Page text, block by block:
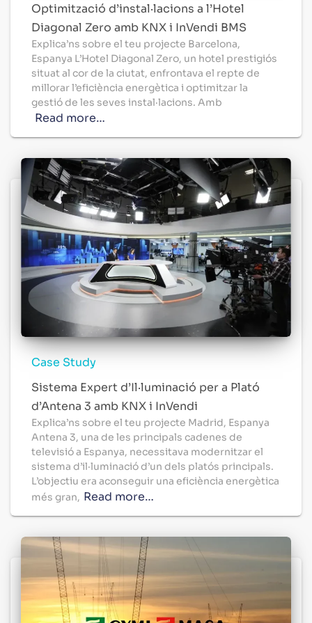
Optimització d’instal·lacions a l’Hotel
Diagonal Zero amb KNX i InVendi BMS
Explica’ns sobre el teu projecte Barcelona, ​​
Espanya L’Hotel Diagonal Zero, un hotel prestigiós
situat al cor de la ciutat, enfrontava el repte de
millorar l’eficiència energètica i optimitzar la
gestió de les seves instal·lacions. Amb
Read more…
Case Study
Sistema Expert d’Il·luminació per a Plató
d’Antena 3 amb KNX i InVendi
Explica’ns sobre el teu projecte Madrid, Espanya
Antena 3, una de les principals cadenes de
televisió a Espanya, necessitava modernitzar el
sistema d’il·luminació d’un dels platós principals.
L’objectiu era aconseguir una eficiència energètica
més gran, Read more…